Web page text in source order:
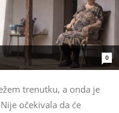
0
trenutku, a onda je
očekivala da će